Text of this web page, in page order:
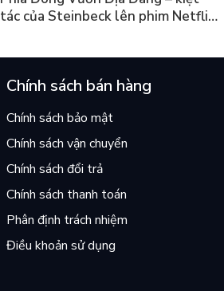
tác của Steinbeck lên phim Netflix
Chính sách bán hàng
Chính sách bảo mật
Chính sách vận chuyển
Chính sách đổi trả
Chính sách thanh toán
Phân định trách nhiệm
Điều khoản sử dụng